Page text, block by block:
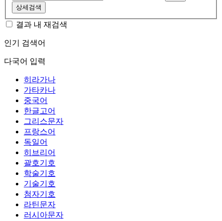
상세검색
결과 내 재검색
인기 검색어
다국어 입력
히라가나
가타카나
중국어
한글고어
그리스문자
프랑스어
독일어
히브리어
괄호기호
학술기호
기술기호
첨자기호
라틴문자
러시아문자